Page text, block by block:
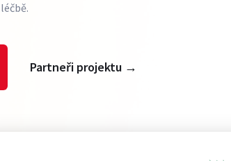
Partneři projektu →